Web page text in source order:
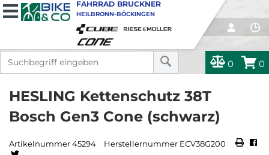
0 0
FAHRRAD BRUCKNER
HEILBRONN-BÖCKINGEN
HESLING Kettenschutz 38T
Bosch Gen3 Cone (schwarz)
Artikelnummer 45294 Herstellernummer ECV38G200